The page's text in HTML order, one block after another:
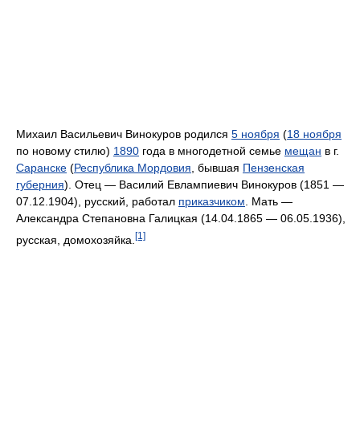
Михаил Васильевич Винокуров родился 5 ноября (18 ноября
по новому стилю) 1890 года в многодетной семье мещан в г.
Саранске (Республика Мордовия , бывшая Пензенская
губерния). Отец — Василий Евлампиевич Винокуров (1851 —
07.12.1904), русский, работал приказчиком . Мать —
Александра Степановна Галицкая (14.04.1865 — 06.05.1936),
русская, домохозяйка. [1]